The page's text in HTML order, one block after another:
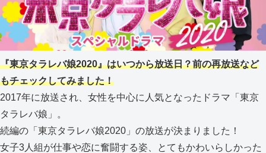
『東京タラレバ娘2020』はいつから放送日？前の再放送など
もチェックしてみました！
2017年に放送され、女性を中心に人気となったドラマ「東京
タラレバ娘」。
続編の「東京タラレバ娘2020」の放送が決まりました！
女子3人組が仕事や恋に奮闘する姿、とてもかわいらしかった